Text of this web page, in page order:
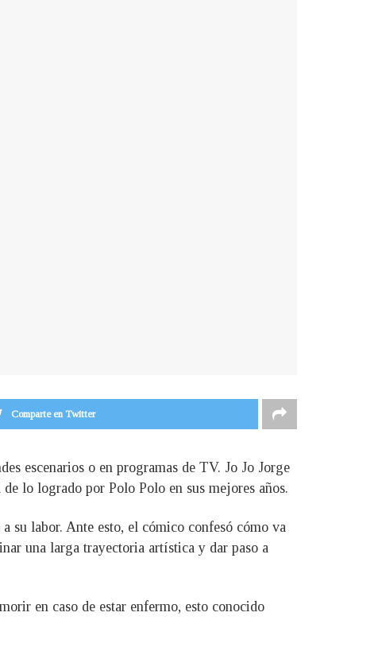
Comparte en Twitter
escenarios o en programas de TV. Jo Jo Jorge
lo logrado por Polo Polo en sus mejores años.
su labor. Ante esto, el cómico confesó cómo va
una larga trayectoria artística y dar paso a
en caso de estar enfermo, esto conocido